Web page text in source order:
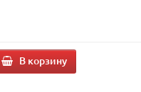
В корзину